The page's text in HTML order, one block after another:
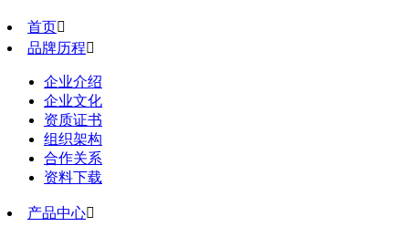
首页
品牌历程
企业介绍
企业文化
资质证书
组织架构
合作关系
资料下载
产品中心